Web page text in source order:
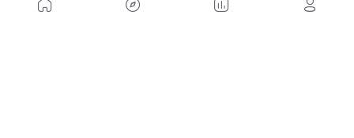
Política de cookies